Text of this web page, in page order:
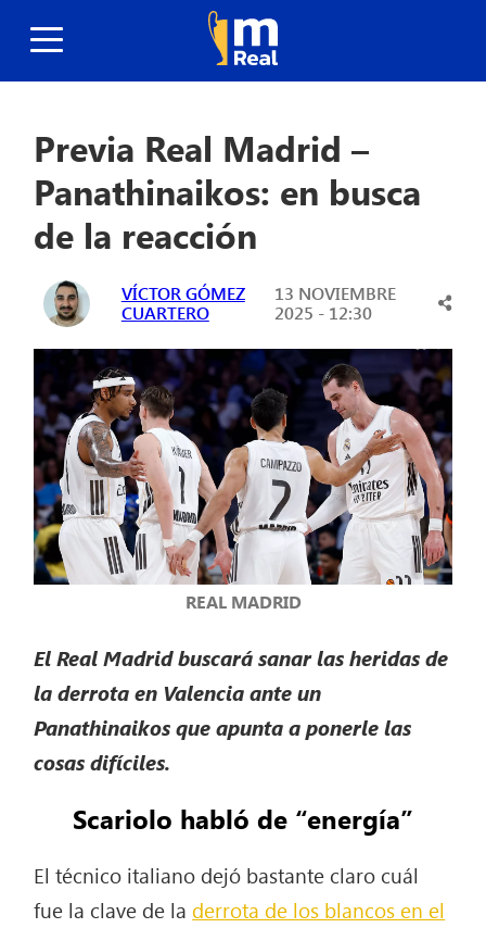
Previa Real Madrid –
Panathinaikos: en busca
de la reacción
VÍCTOR GÓMEZ
CUARTERO
13 NOVIEMBRE
2025 - 12:30
REAL MADRID
El Real Madrid buscará sanar las heridas de
la derrota en Valencia ante un
Panathinaikos que apunta a ponerle las
cosas difíciles.
Scariolo habló de “energía”
El técnico italiano dejó bastante claro cuál
fue la clave de la derrota de los blancos en el